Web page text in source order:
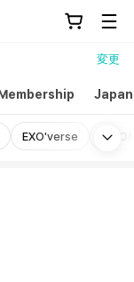
変更
EXO'verse